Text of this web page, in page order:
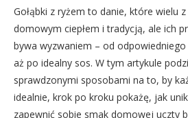
Gołąbki z ryżem to danie, które wielu
domowym ciepłem i tradycją, ale ich
bywa wyzwaniem – od
aż po idealny sos. W tym artykule
sprawdzonymi sposobami na to, by
idealnie, krok po kroku pokażę, jak
zapewnić sobie smak domowej uczty